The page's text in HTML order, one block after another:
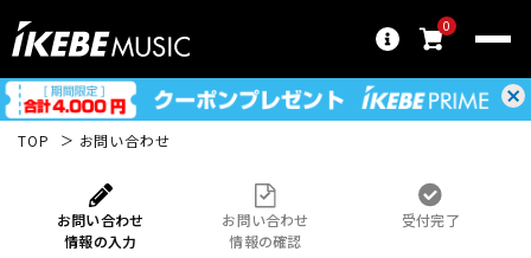
0
TOP お問い合わせ
お問い合わせ
情報の入力
お問い合わせ
情報の確認
受付完了